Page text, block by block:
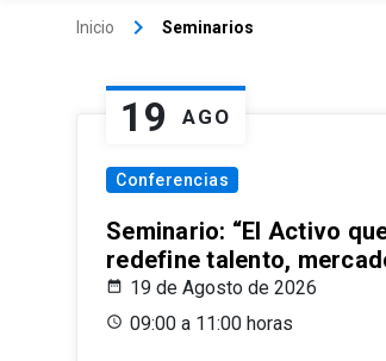
Inicio keyboard_arrow_right Seminarios
19 AGO
Conferencias
Seminario: “El Activo
redefine talento,
19 de Agosto de 2026
09:00 a 11:00 horas